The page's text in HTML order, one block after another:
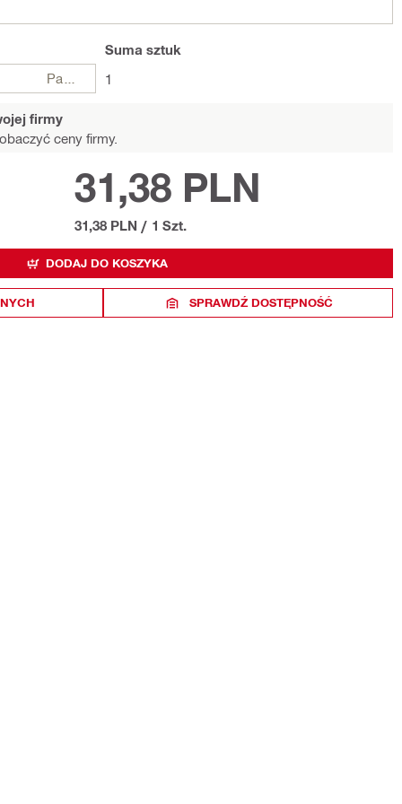
Suma sztuk
1
firmy
ceny firmy.
31,38 PLN
31,38 PLN / 1 Szt.
DODAJ DO KOSZYKA
SPRAWDŹ DOSTĘPNOŚĆ